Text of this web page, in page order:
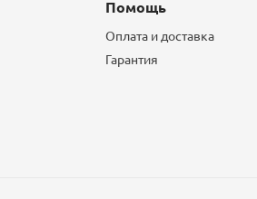
Помощь
Оплата и доставка
Гарантия